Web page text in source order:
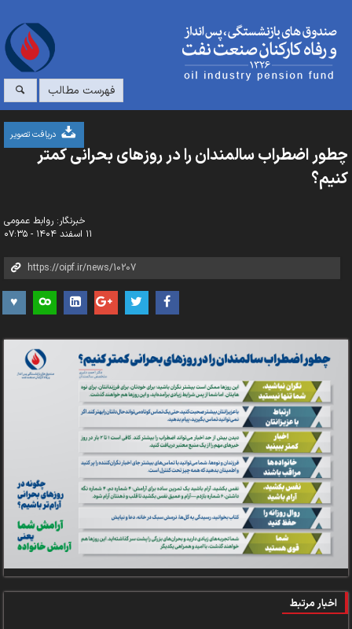
فهرست مطالب
دریافت تصویر
چطور اضطراب سالمندان را در روزهای بحرانی کمتر
کنیم؟
خبرنگار: روابط عمومی
۱۱ اسفند ۱۴۰۴ - ۰۷:۳۵
اخبار مرتبط